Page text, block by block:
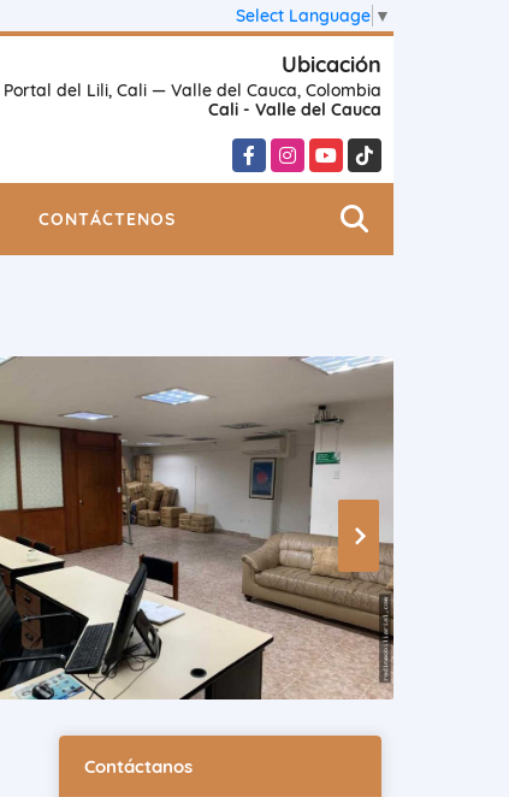
Select Language ▼
Ubicación
Portal del Lili, Cali — Valle del Cauca, Colombia
Cali - Valle del Cauca
FacebookInstagramYouTubeTikTok
CONTÁCTENOS
Contáctanos